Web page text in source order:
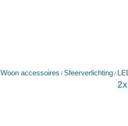
Woon accessoires / Sfeerverlichting /